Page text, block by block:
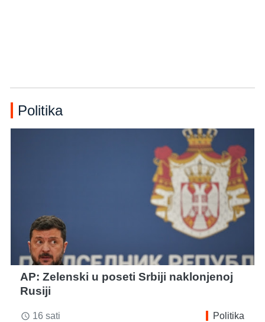
Politika
AP: Zelenski u poseti Srbiji naklonjenoj
Rusiji
access_time 16 sati Politika